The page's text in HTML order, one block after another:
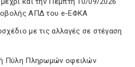
ΑΠΔ του e-ΕΦΚΑ
με τις αλλαγές σε στέγαση
Πύλη Πληρωμών οφειλών